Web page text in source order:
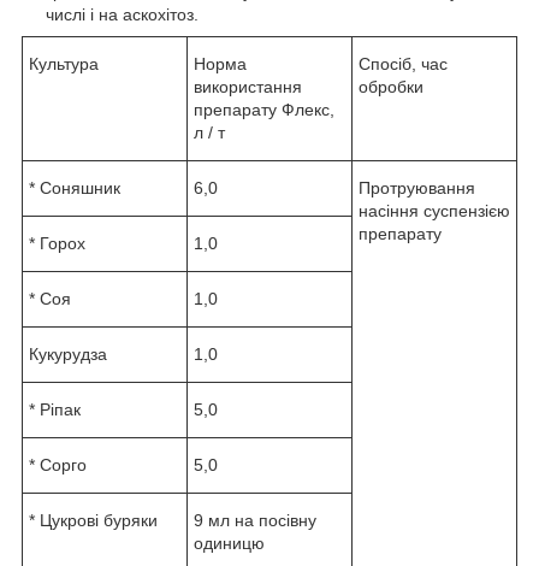
числі і на аскохітоз.
Культура
Норма
використання
препарату Флекс,
л / т
Спосіб, час
обробки
* Соняшник 6,0
Протруювання
насіння суспензією
препарату
* Горох 1,0
* Соя 1,0
Кукурудза 1,0
* Ріпак 5,0
* Сорго 5,0
* Цукрові буряки
9 мл на посівну
одиницю